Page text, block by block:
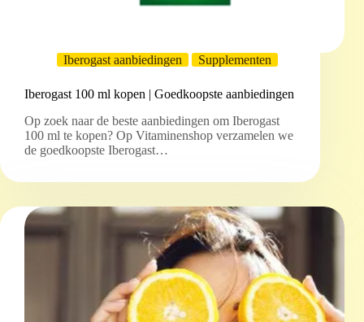
Iberogast aanbiedingen Supplementen
Iberogast 100 ml kopen | Goedkoopste aanbiedingen
Op zoek naar de beste aanbiedingen om Iberogast
100 ml te kopen? Op Vitaminenshop verzamelen we
de goedkoopste Iberogast…